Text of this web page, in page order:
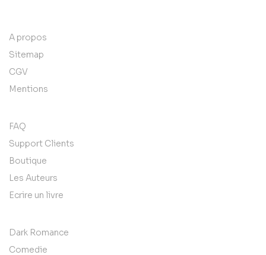
A propos
Sitemap
CGV
Mentions
FAQ
Support Clients
Boutique
Les Auteurs
Ecrire un livre
Dark Romance
Comedie